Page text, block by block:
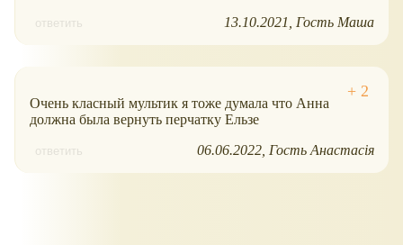
ответить 13.10.2021 Гость Маша
Очень класный мультик я тоже думала что Анна
должна была вернуть перчатку Ельзе
ответить 06.06.2022 Гость Анастасія